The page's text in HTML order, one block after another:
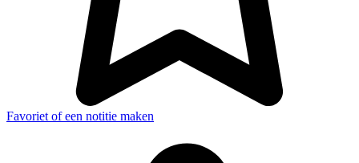
Favoriet of een notitie maken